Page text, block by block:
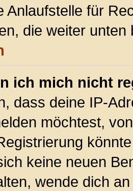
Anlaufstelle für
die weiter unten
ich mich nicht
dass deine IP-
möchtest,
keine neuen
wende dich